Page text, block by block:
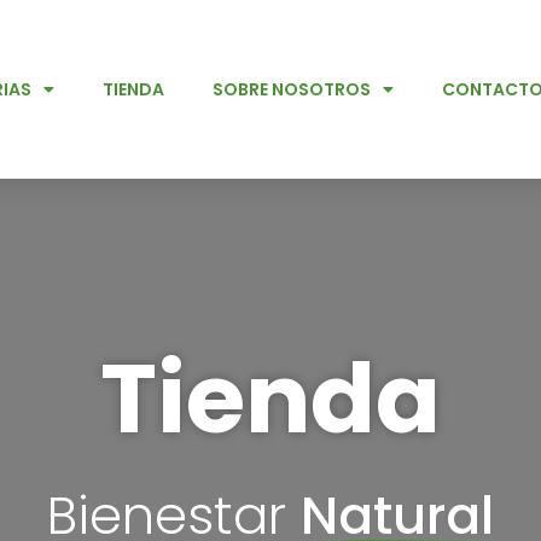
TIENDA SOBRE NOSOTROS CONTACTO
Tienda
Bienestar Natural